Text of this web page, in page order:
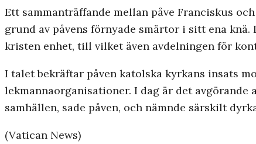
Ett sammanträffande mellan påve Franciskus
grund av påvens förnyade smärtor i sitt ena
kristen enhet, till vilket även avdelningen för
I talet bekräftar påven katolska kyrkans insats
lekmannaorganisationer. I dag är det
samhällen, sade påven, och nämnde särskilt
(Vatican News)